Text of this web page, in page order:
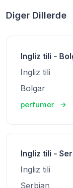
Diger Dillerde
Ingliz tili -
Ingliz tili
Bolgar
perfumer
Ingliz tili -
Ingliz tili
Serbian